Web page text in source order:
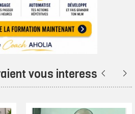
vous interesser